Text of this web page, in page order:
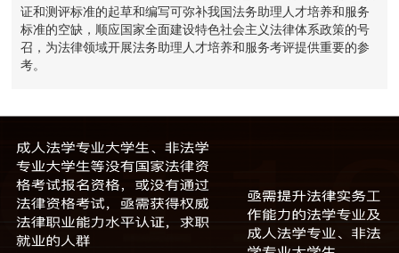
证和测评标准的起草和编写可弥补我国法务助理人才培养和服务
标准的空缺，顺应国家全面建设特色社会主义法律体系政策的号
召，为法律领域开展法务助理人才培养和服务考评提供重要的参
考。